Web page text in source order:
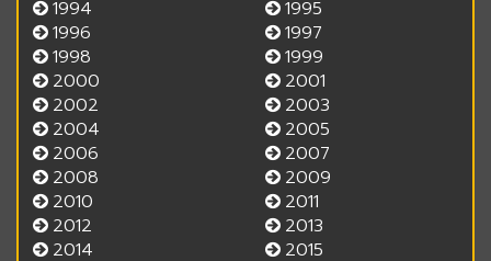
1994
1995
1996
1997
1998
1999
2000
2001
2002
2003
2004
2005
2006
2007
2008
2009
2010
2011
2012
2013
2014
2015